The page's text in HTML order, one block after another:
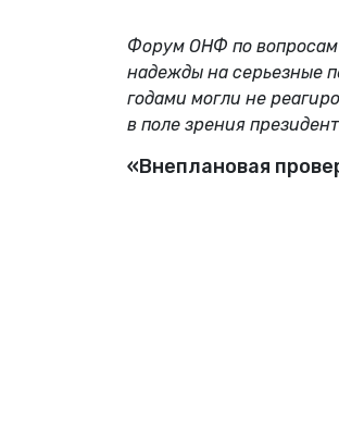
Форум ОНФ по
надежды на серьезные
годами могли не
в поле зрения
«Внеплановая